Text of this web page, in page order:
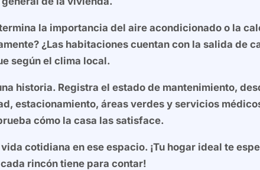
la importancia del aire acondicionado o la
¿Las habitaciones cuentan con la salida de
según el clima local.
historia. Registra el estado de mantenimiento,
estacionamiento, áreas verdes y servicios
cómo la casa las satisface.
cotidiana en ese espacio. ¡Tu hogar ideal te
rincón tiene para contar!